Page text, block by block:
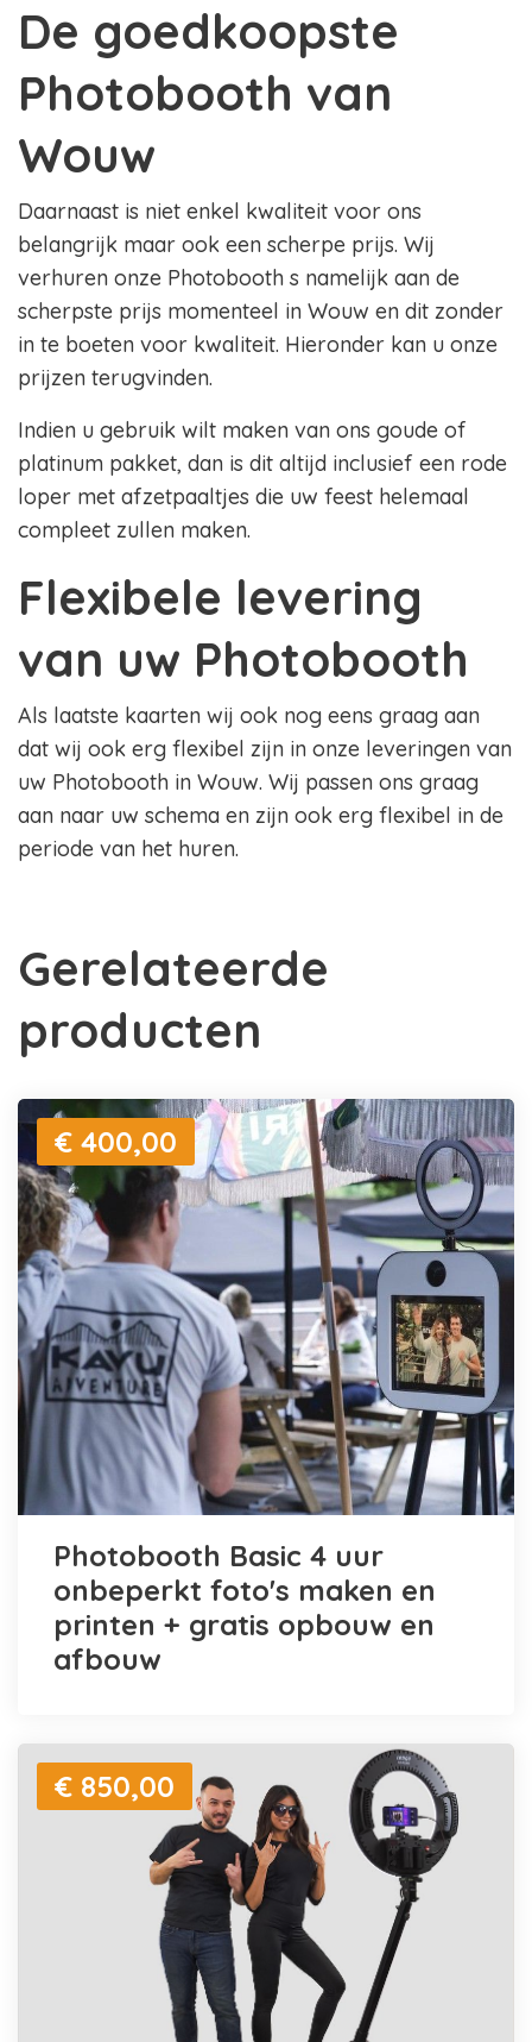
De goedkoopste
Photobooth van
Wouw
Daarnaast is niet enkel kwaliteit voor ons
belangrijk maar ook een scherpe prijs. Wij
verhuren onze Photobooth s namelijk aan de
scherpste prijs momenteel in Wouw en dit zonder
in te boeten voor kwaliteit. Hieronder kan u onze
prijzen terugvinden.
Indien u gebruik wilt maken van ons goude of
platinum pakket, dan is dit altijd inclusief een rode
loper met afzetpaaltjes die uw feest helemaal
compleet zullen maken.
Flexibele levering
van uw Photobooth
Als laatste kaarten wij ook nog eens graag aan
dat wij ook erg flexibel zijn in onze leveringen van
uw Photobooth in Wouw. Wij passen ons graag
aan naar uw schema en zijn ook erg flexibel in de
periode van het huren.
Gerelateerde
producten
€ 400,00
Photobooth Basic 4 uur
onbeperkt foto's maken en
printen + gratis opbouw en
afbouw
€ 850,00